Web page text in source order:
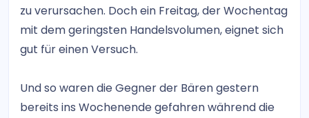
zu verursachen. Doch ein Freitag, der Wochentag
mit dem geringsten Handelsvolumen, eignet sich
gut für einen Versuch.
Und so waren die Gegner der Bären gestern
bereits ins Wochenende gefahren während die